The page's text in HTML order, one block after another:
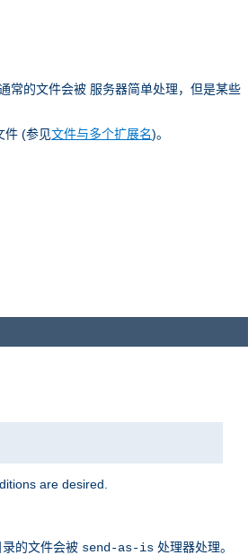
常的文件会被 服务器简单处理，但是某些
件 (参见文件与多个扩展名)。
are desired.
录的文件会被 send-as-is 处理器处理。